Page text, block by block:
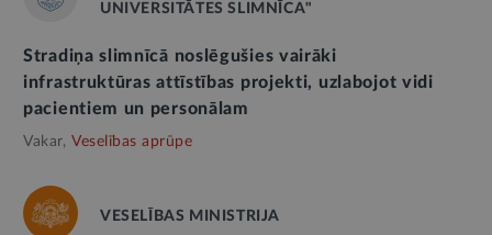
UNIVERSITĀTES SLIMNĪCA"
Stradiņa slimnīcā noslēgušies vairāki
infrastruktūras attīstības projekti, uzlabojot vidi
pacientiem un personālam
Vakar, Veselības aprūpe
VESELĪBAS MINISTRIJA